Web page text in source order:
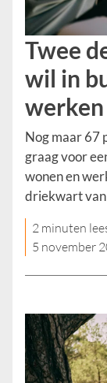
Twee
wil in
werken
Nog maar 67
graag voor
wonen en
driekwart van
2 minuten
5 november